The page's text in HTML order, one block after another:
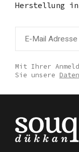
Herstellung
Mit Ihrer
Sie unsere